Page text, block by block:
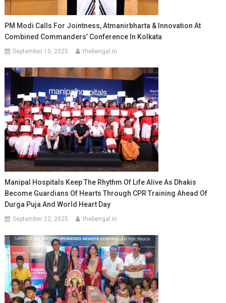
PM Modi Calls For Jointness, Atmanirbharta & Innovation At
Combined Commanders’ Conference In Kolkata
September 15, 2025 thebengal.in
Manipal Hospitals Keep The Rhythm Of Life Alive As Dhakis
Become Guardians Of Hearts Through CPR Training Ahead Of
Durga Puja And World Heart Day
September 22, 2025 thebengal.in